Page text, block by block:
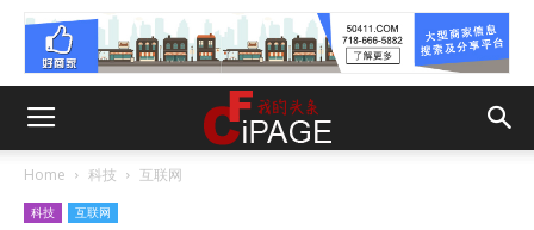
Home 科技 互联网
科技 互联网